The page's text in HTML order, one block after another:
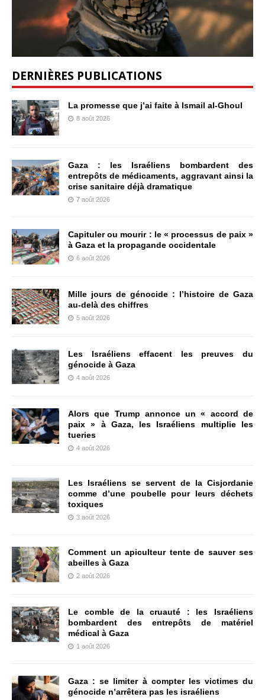
DERNIÈRES PUBLICATIONS
La promesse que j’ai faite à Ismail al-Ghoul
8 août 2026
Gaza : les Israéliens bombardent des
entrepôts de médicaments, aggravant ainsi la
crise sanitaire déjà dramatique
7 août 2026
Capituler ou mourir : le « processus de paix »
à Gaza et la propagande occidentale
6 août 2026
Mille jours de génocide : l’histoire de Gaza
au-delà des chiffres
5 août 2026
Les Israéliens effacent les preuves du
génocide à Gaza
4 août 2026
Alors que Trump annonce un « accord de
paix » à Gaza, les Israéliens multiplie les
tueries
4 août 2026
Les Israéliens se servent de la Cisjordanie
comme d’une poubelle pour leurs déchets
toxiques
3 août 2026
Comment un apiculteur tente de sauver ses
abeilles à Gaza
2 août 2026
Le comble de la cruauté : les Israéliens
bombardent des entrepôts de matériel
médical à Gaza
1 août 2026
Gaza : se limiter à compter les victimes du
génocide n’arrêtera pas les israéliens